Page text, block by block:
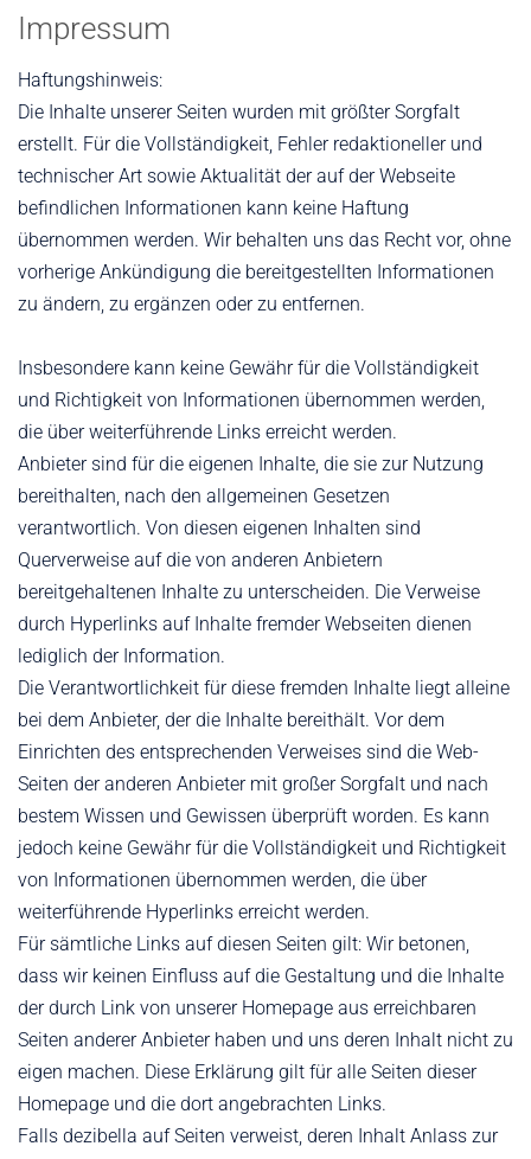
Impressum
Haftungshinweis:
Die Inhalte unserer Seiten wurden mit größter Sorgfalt
erstellt. Für die Vollständigkeit, Fehler redaktioneller und
technischer Art sowie Aktualität der auf der Webseite
befindlichen Informationen kann keine Haftung
übernommen werden. Wir behalten uns das Recht vor, ohne
vorherige Ankündigung die bereitgestellten Informationen
zu ändern, zu ergänzen oder zu entfernen.
Insbesondere kann keine Gewähr für die Vollständigkeit
und Richtigkeit von Informationen übernommen werden,
die über weiterführende Links erreicht werden.
Anbieter sind für die eigenen Inhalte, die sie zur Nutzung
bereithalten, nach den allgemeinen Gesetzen
verantwortlich. Von diesen eigenen Inhalten sind
Querverweise auf die von anderen Anbietern
bereitgehaltenen Inhalte zu unterscheiden. Die Verweise
durch Hyperlinks auf Inhalte fremder Webseiten dienen
lediglich der Information.
Die Verantwortlichkeit für diese fremden Inhalte liegt alleine
bei dem Anbieter, der die Inhalte bereithält. Vor dem
Einrichten des entsprechenden Verweises sind die Web-
Seiten der anderen Anbieter mit großer Sorgfalt und nach
bestem Wissen und Gewissen überprüft worden. Es kann
jedoch keine Gewähr für die Vollständigkeit und Richtigkeit
von Informationen übernommen werden, die über
weiterführende Hyperlinks erreicht werden.
Für sämtliche Links auf diesen Seiten gilt: Wir betonen,
dass wir keinen Einfluss auf die Gestaltung und die Inhalte
der durch Link von unserer Homepage aus erreichbaren
Seiten anderer Anbieter haben und uns deren Inhalt nicht zu
eigen machen. Diese Erklärung gilt für alle Seiten dieser
Homepage und die dort angebrachten Links.
Falls dezibella auf Seiten verweist, deren Inhalt Anlass zur